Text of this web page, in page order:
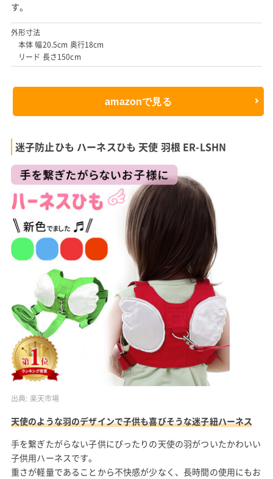
す。
外形寸法
本体 幅20.5cm 奥行18cm
リード 長さ150cm
amazonで見る
迷子防止ひも ハーネスひも 天使 羽根 ER-LSHN
出典: 楽天市場
天使のような羽のデザインで子供も喜びそうな迷子紐ハーネス
手を繋ぎたがらない子供にぴったりの天使の羽がついたかわいい
子供用ハーネスです。
重さが軽量であることから不快感が少なく、長時間の使用にもお